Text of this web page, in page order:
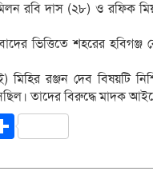
রবি দাস (২৮) ও রফিক মিয়া
ভিত্তিতে শহরের
রঞ্জন দেব বিষয়টি
তাদের বিরুদ্ধে মাদক
Share